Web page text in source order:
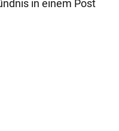
in einem Post